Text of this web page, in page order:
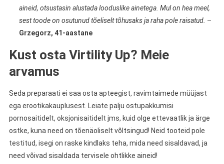
aineid, otsustasin alustada looduslike ainetega. Mul on hea meel,
sest toode on osutunud tõeliselt tõhusaks ja raha pole raisatud. –
Grzegorz, 41-aastane
Kust osta Virtility Up? Meie
arvamus
Seda preparaati ei saa osta apteegist, ravimtaimede müüjast
ega erootikakauplusest. Leiate palju ostupakkumisi
pornosaitidelt, oksjonisaitidelt jms, kuid olge ettevaatlik ja ärge
ostke, kuna need on tõenäoliselt võltsingud! Neid tooteid pole
testitud, isegi on raske kindlaks teha, mida need sisaldavad, ja
need võivad sisaldada tervisele ohtlikke aineid!